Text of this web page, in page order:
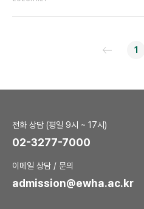
1
전화 상담 (평일 9시 ~ 17시)
02-3277-7000
이메일 상담 / 문의
admission@ewha.ac.kr